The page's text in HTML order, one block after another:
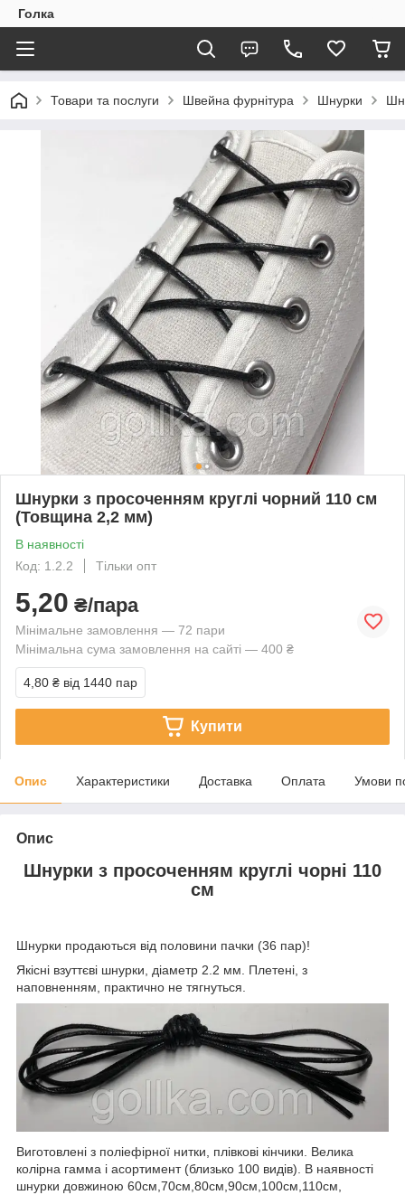
Голка
Товари та послуги Швейна фурнітура Шнурки
Шнурки з просоченням круглі чорний 110 см
(Товщина 2,2 мм)
В наявності
Код: 1.2.2
Тільки опт
5,20 ₴/пара
Мінімальне замовлення — 72 пари
Мінімальна сума замовлення на сайті — 400 ₴
4,80 ₴ від 1440 пар
Купити
Опис Характеристики Доставка Оплата Умови
Опис
Шнурки з просоченням круглі чорні 110
см
Шнурки продаються від половини пачки (36 пар)!
Якісні взуттєві шнурки, діаметр 2.2 мм. Плетені, з
наповненням, практично не тягнуться.
Виготовлені з поліефірної нитки, плівкові кінчики. Велика
колірна гамма і асортимент (близько 100 видів). В наявності
шнурки довжиною 60см,70см,80см,90см,100см,110см,